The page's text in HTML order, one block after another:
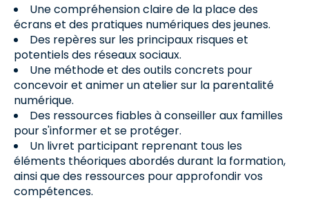
Une compréhension claire de la place des
écrans et des pratiques numériques des jeunes.
Des repères sur les principaux risques et
potentiels des réseaux sociaux.
Une méthode et des outils concrets pour
concevoir et animer un atelier sur la parentalité
numérique.
Des ressources fiables à conseiller aux familles
pour s'informer et se protéger.
Un livret participant reprenant tous les
éléments théoriques abordés durant la formation,
ainsi que des ressources pour approfondir vos
compétences.